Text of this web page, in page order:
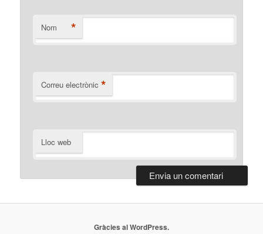
Nom *
Correu electrònic *
Lloc web
Gràcies al WordPress.